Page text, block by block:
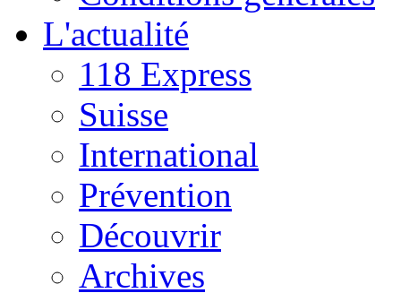
L'actualité
118 Express
Suisse
International
Prévention
Découvrir
Archives